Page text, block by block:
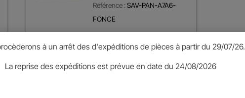
Référence :SAV-PAN-A7A6-
FONCE
TTC
Ajouter au panier
à un arrêt des d'expéditions de pièces à partir du 29/07/26.
La reprise des expéditions est prévue en date du 24/08/2026